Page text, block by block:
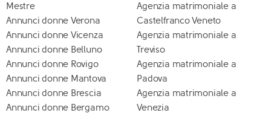
Mestre
Annunci donne Verona
Annunci donne Vicenza
Annunci donne Belluno
Annunci donne Rovigo
Annunci donne Mantova
Annunci donne Brescia
Annunci donne Bergamo
Agenzia matrimoniale a
Castelfranco Veneto
Agenzia matrimoniale a
Treviso
Agenzia matrimoniale a
Padova
Agenzia matrimoniale a
Venezia